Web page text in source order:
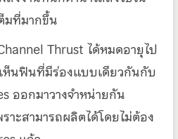
มที่มากขึ้น
Thrust ได้หมดอายุไป
เห็นฟินที่มีร่องแบบเดียวกันกับ
ออกมาวางจำหน่ายกัน
ะสามารถผลิตได้โดยไม่ต้อง